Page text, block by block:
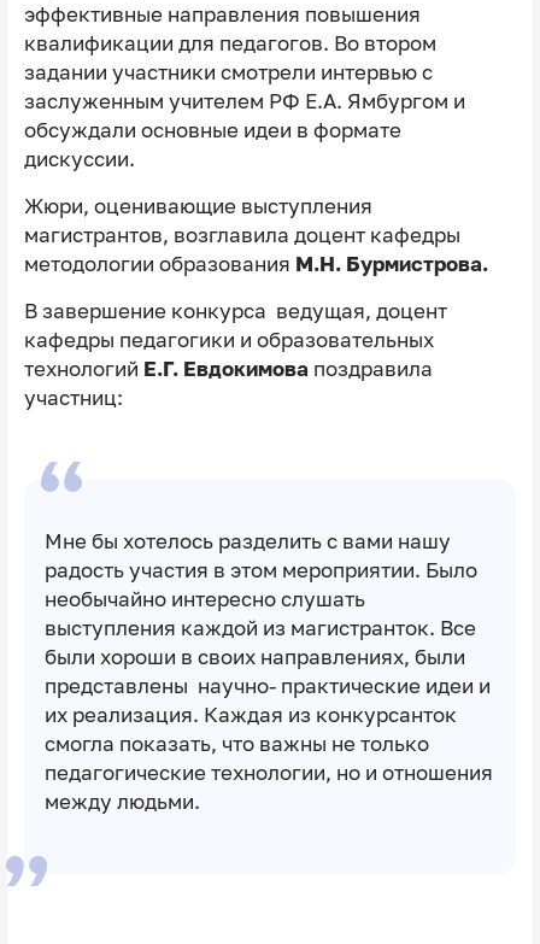
эффективные направления повышения
квалификации для педагогов. Во втором
задании участники смотрели интервью с
заслуженным учителем РФ Е.А. Ямбургом и
обсуждали основные идеи в формате
дискуссии.
Жюри, оценивающие выступления
магистрантов, возглавила доцент кафедры
методологии образования М.Н. Бурмистрова.
В завершение конкурса ведущая, доцент
кафедры педагогики и образовательных
технологий Е.Г. Евдокимова поздравила
участниц:
Мне бы хотелось разделить с вами нашу
радость участия в этом мероприятии. Было
необычайно интересно слушать
выступления каждой из магистранток. Все
были хороши в своих направлениях, были
представлены научно- практические идеи и
их реализация. Каждая из конкурсанток
смогла показать, что важны не только
педагогические технологии, но и отношения
между людьми.